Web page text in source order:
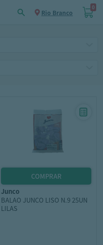
Rio Branco
0
junco
BALAO JUNCO LISO N.9 25UN
LILAS